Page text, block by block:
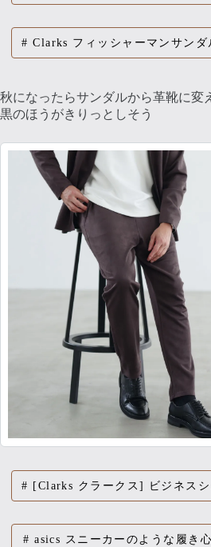
Clarks フィッシャーマンサンダ
秋になったらサンダルから革靴に変
黒のほうがきりっとしそう
[Clarks クラークス] ビジネス
asics スニーカーのような履き